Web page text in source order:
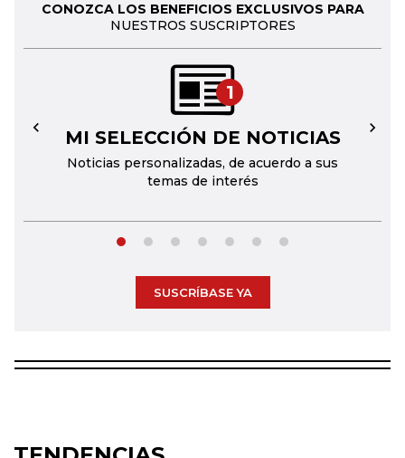
CONOZCA LOS BENEFICIOS EXCLUSIVOS PARA
NUESTROS SUSCRIPTORES
1
MI SELECCIÓN DE NOTICIAS
Noticias personalizadas, de acuerdo a sus
temas de interés
← →
SUSCRÍBASE YA